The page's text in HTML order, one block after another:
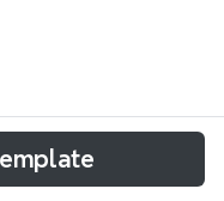
思维导图模板由古/
芭拉·明托的经典